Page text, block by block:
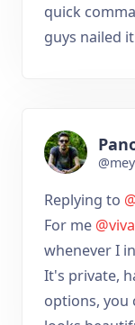
quick
guys nailed
Replying to
For me
whenever I
It's private,
options, you